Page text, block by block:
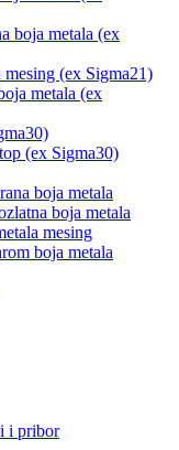
boja metala (ex
(ex Sigma21)
metala (ex
(ex Sigma30)
boja metala
boja metala
mesing
boja metala
i pribor